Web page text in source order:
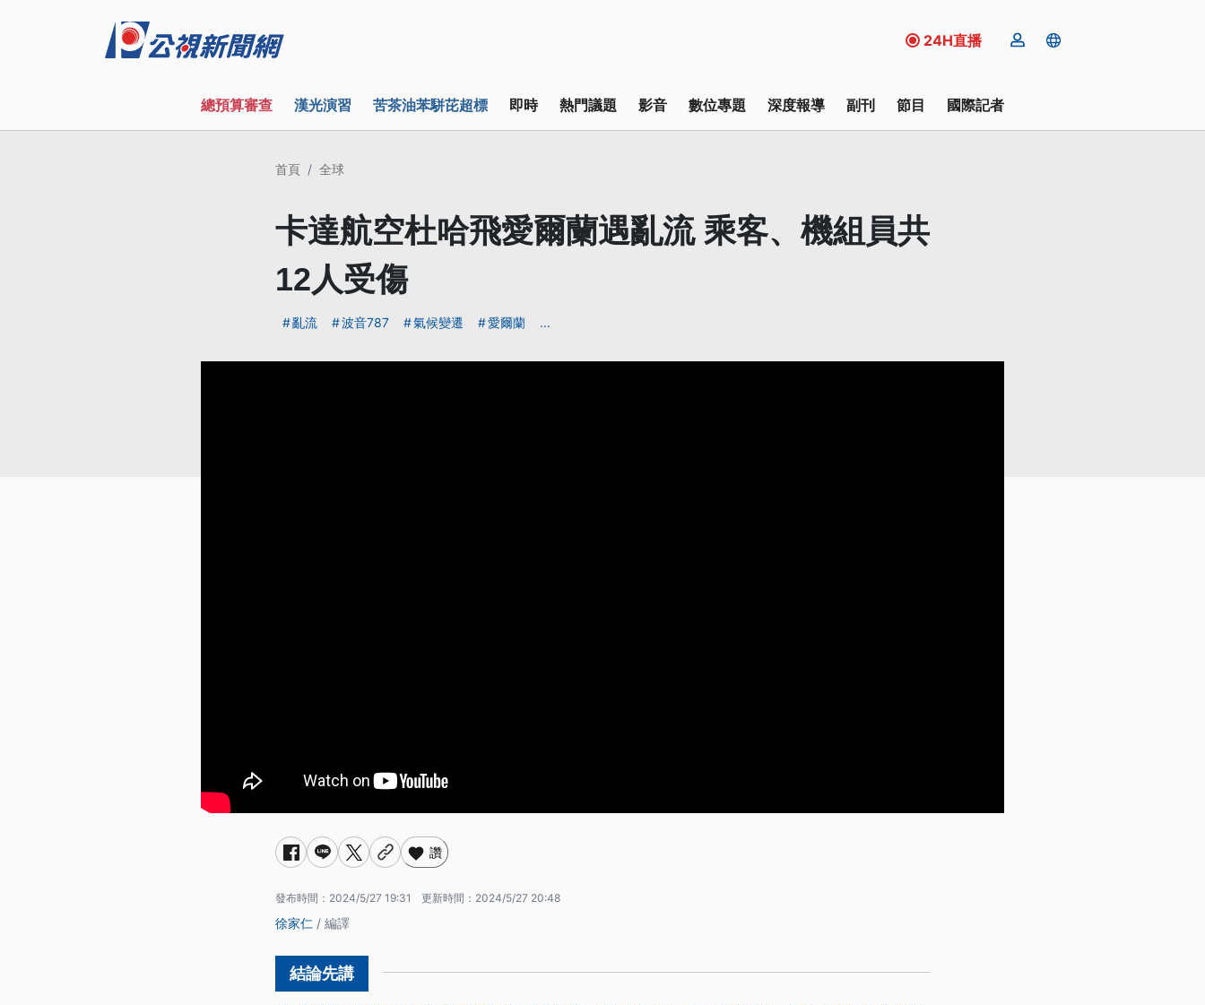
24H直播
總預算審查 漢光演習 苦茶油苯駢芘超標 即時 熱門議題 影音 數位專題 深度報導 副刊 節目 國際記者
首頁 全球
卡達航空杜哈飛愛爾蘭遇亂流 乘客、機組員共
12人受傷
亂流 波音787 氣候變遷 愛爾蘭 ...
讚
發布時間： 2024/5/27 19:31 更新時間： 2024/5/27 20:48
徐家仁 / 編譯